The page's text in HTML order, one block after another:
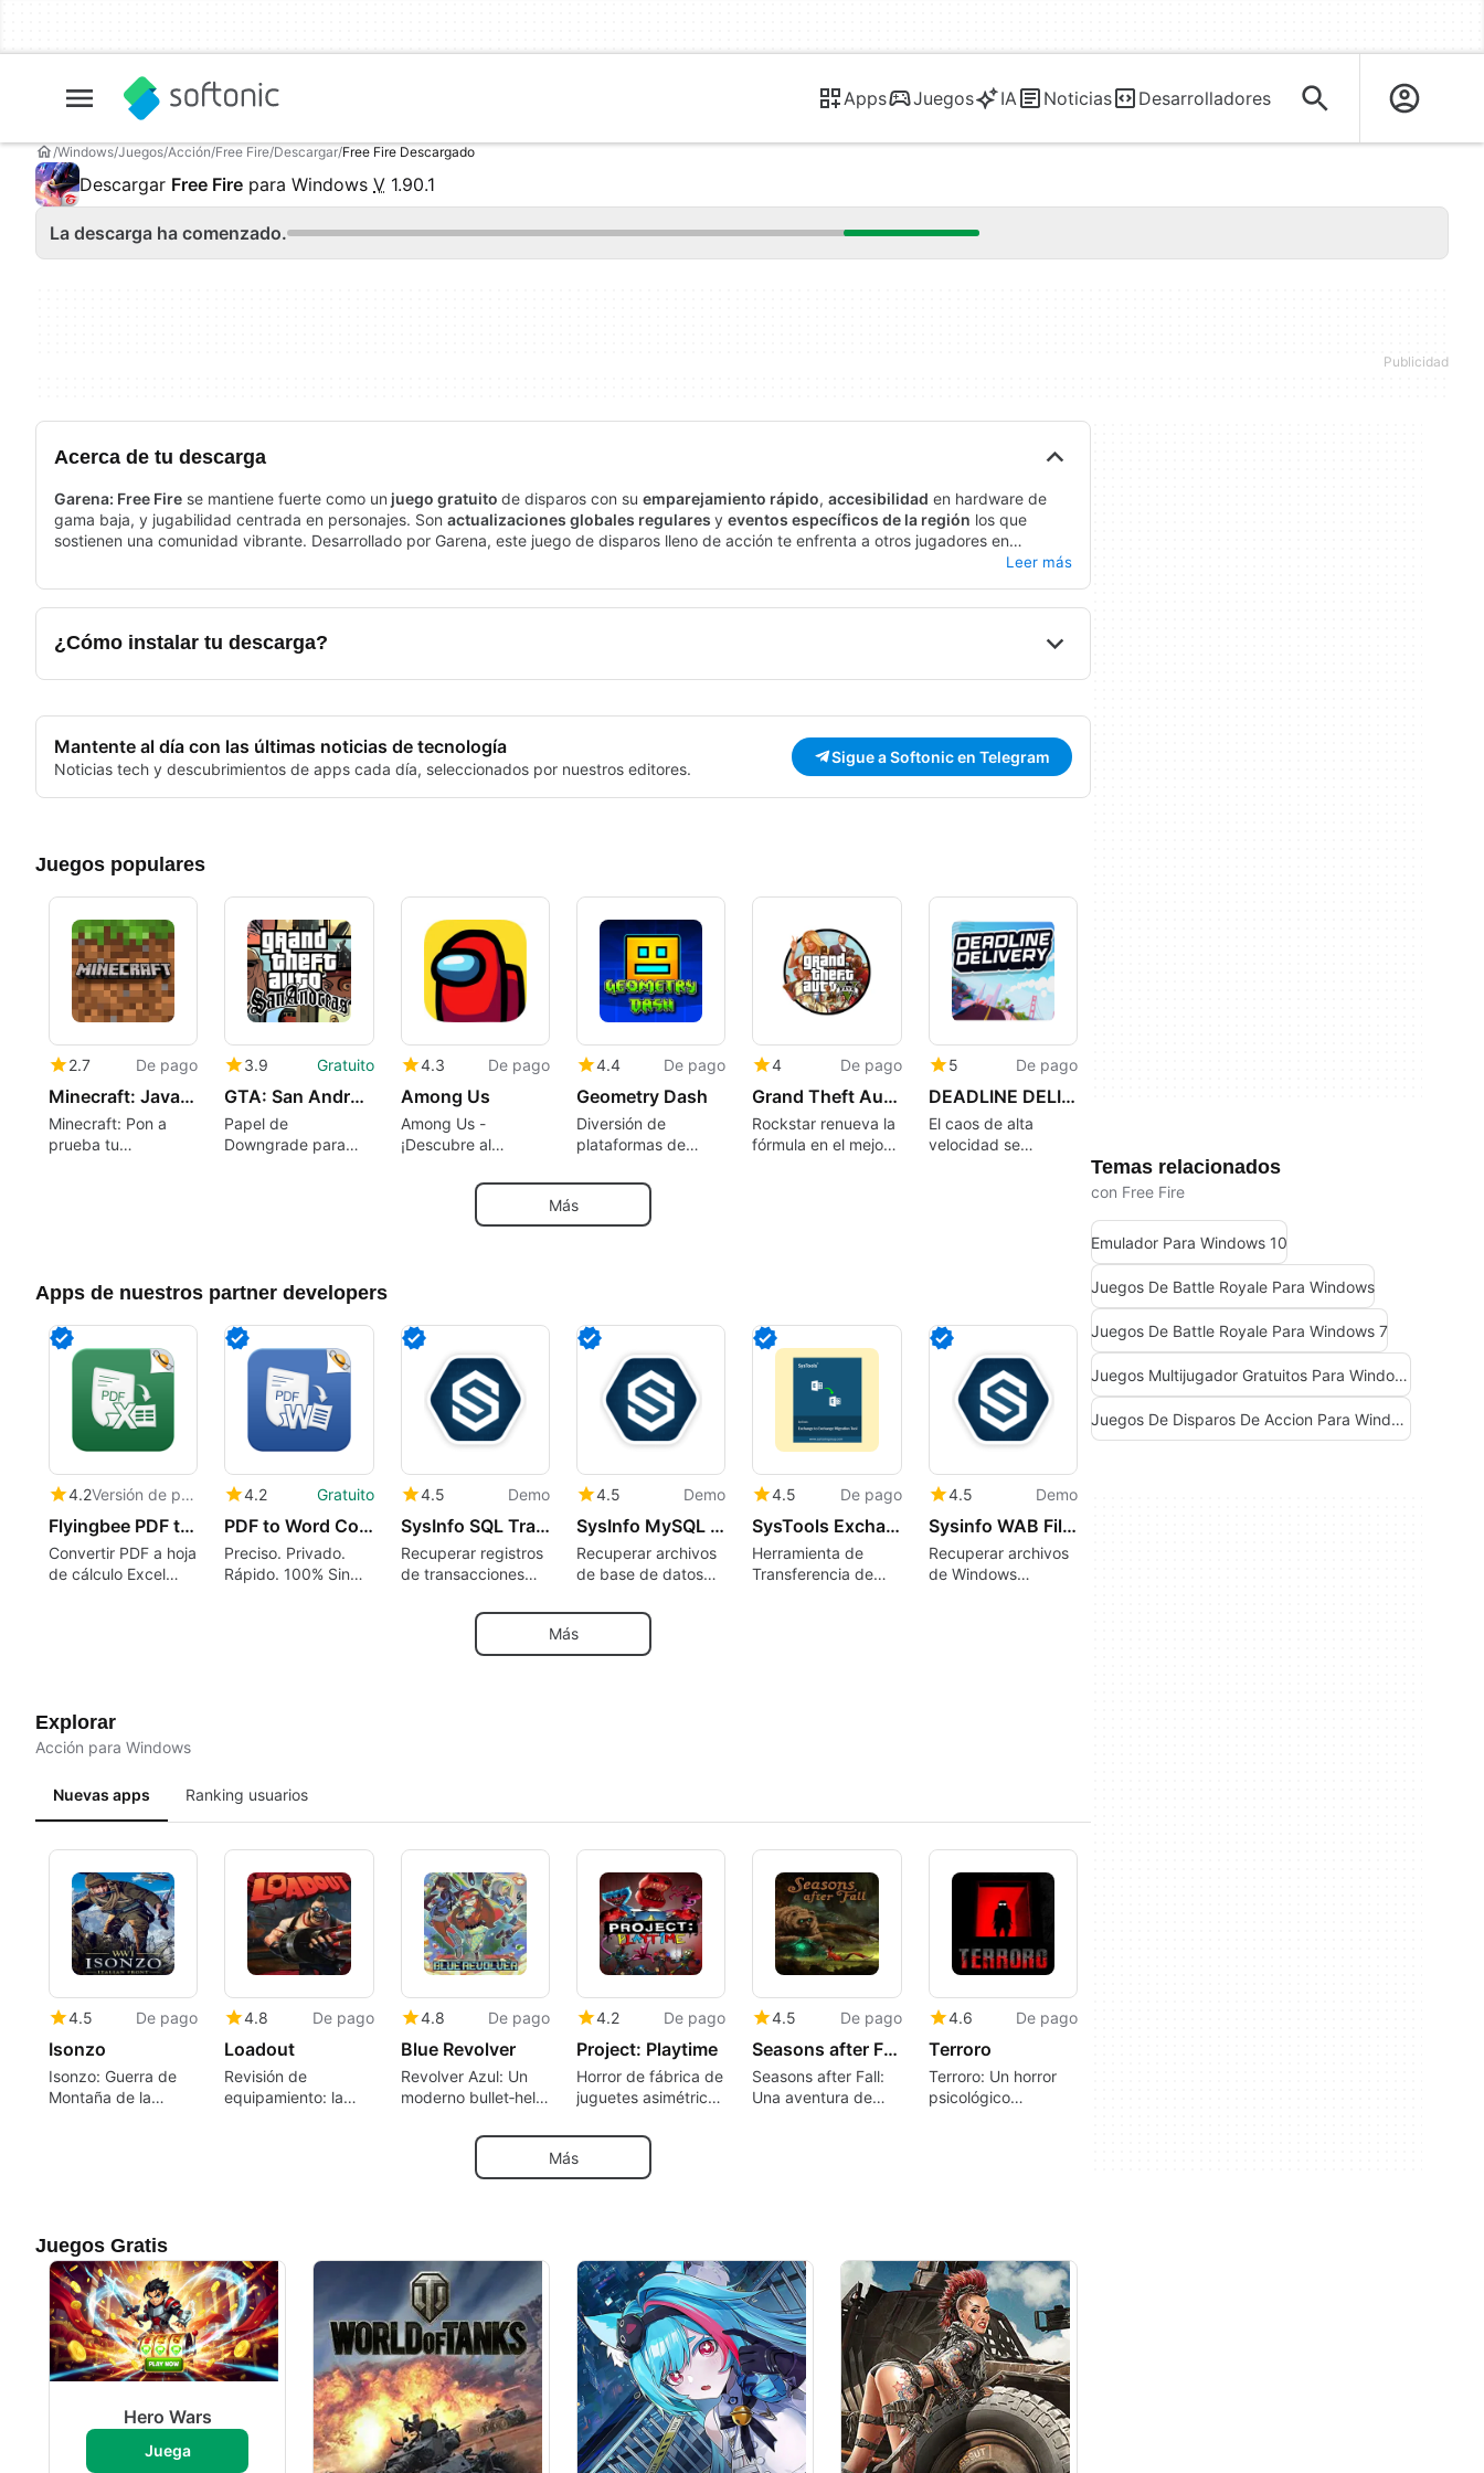
Apps Juegos IA Noticias Desarrolladores
Windows Juegos Acción Free Fire Descargar Free Fire Descargado
Descargar Free Fire para Windows V 1.90.1
La descarga ha comenzado.
Acerca de tu descarga
Garena: Free Fire se mantiene fuerte como un juego gratuito de disparos con su emparejamiento rápido, accesibilidad en hardware de
gama baja, y jugabilidad centrada en personajes. Son actualizaciones globales regulares y eventos específicos de la región los que
sostienen una comunidad vibrante. Desarrollado por Garena, este juego de disparos lleno de acción te enfrenta a otros jugadores en
en una isla desierta. Dominar tácticas de
juego cambia, introduciendo emocionantes mecánicas dentro del juego que alteran las cosas.
Leer más
¿Cómo instalar tu descarga?
Mantente al día con las últimas noticias de tecnología
Noticias tech y descubrimientos de apps cada día, seleccionados por nuestros editores.
Sigue a Softonic en Telegram
Juegos populares
2.7 De pago
Minecraft: Java & Bedrock Edition
Minecraft: Pon a
prueba tu
3.9 Gratuito
GTA: San Andreas Downgrade Patch
Papel de
Downgrade para
4.3 De pago
Among Us
Among Us -
¡Descubre al
4.4 De pago
Geometry Dash
Diversión de
plataformas de
4 De pago
Grand Theft Auto V
Rockstar renueva la
fórmula en el mejor
5 De pago
DEADLINE DELIVERY
El caos de alta
velocidad se
Más
Apps de nuestros partner developers
4.2 Versión de prueba
Flyingbee PDF to Excel Converter
Convertir PDF a hoja
de cálculo Excel
4.2 Gratuito
PDF to Word Converter
Preciso. Privado.
Rápido. 100% Sin
4.5 Demo
SysInfo SQL Transaction Log Recovery
Recuperar registros
de transacciones
restaurar fácilmente
datos perdidos
4.5 Demo
SysInfo MySQL Database Recovery Tool for Windows
Recuperar archivos
de base de datos
restaurar datos
perdidos fácilmente
4.5 De pago
SysTools Exchange to Exchange Migration Tool
Herramienta de
Transferencia de
4.5 Demo
Sysinfo WAB File Recovery
Recuperar archivos
de Windows
Más
Explorar
Acción para Windows
Nuevas apps Ranking usuarios
4.5 De pago
Isonzo
Isonzo: Guerra de
Montaña de la
4.8 De pago
Loadout
Revisión de
equipamiento: la
4.8 De pago
Blue Revolver
Revolver Azul: Un
moderno bullet‑hell
centrado en la
4.2 De pago
Project: Playtime
Horror de fábrica de
juguetes asimétricos
de rompecabezas
cooperativa
4.5 De pago
Seasons after Fall
Seasons after Fall:
Una aventura de
4.6 De pago
Terroro
Terroro: Un horror
psicológico
Más
Juegos Gratis
Hero Wars
Juega
Temas relacionados
con Free Fire
Emulador Para Windows 10
Juegos De Battle Royale Para Windows
Juegos De Battle Royale Para Windows 7
Juegos Multijugador Gratuitos Para Windows
Juegos De Disparos De Accion Para Windows